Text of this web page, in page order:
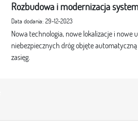
Rozbudowa i modernizacja
Data dodania: 29-12-2023
Nowa technologia, nowe lokalizacje i nowe
niebezpiecznych dróg objęte
zasięg.